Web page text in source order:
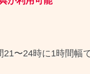
〜24時に1時間幅